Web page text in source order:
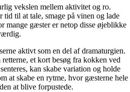
vekslen mellem aktivitet og ro.
tid til at tale, smage på vinen og lade
mange gæster er netop disse øjeblikke
aktivt som en del af dramaturgien.
et kort besøg fra kokken ved
kan skabe variation og holde
at skabe en rytme, hvor gæsterne hele
at blive forpustede.